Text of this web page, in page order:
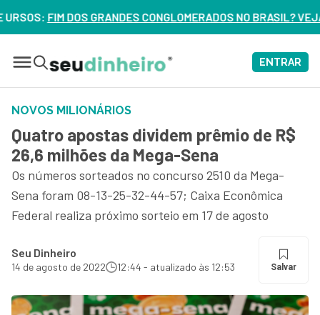
NO BRASIL? VEJA ERROS DE 3 DELES –
ENTRAR
NOVOS MILIONÁRIOS
Quatro apostas dividem prêmio de R$
26,6 milhões da Mega-Sena
Os números sorteados no concurso 2510 da Mega-
Sena foram 08-13-25-32-44-57; Caixa Econômica
Federal realiza próximo sorteio em 17 de agosto
Seu Dinheiro
14 de agosto de 2022 12:44 - atualizado às 12:53 Salvar